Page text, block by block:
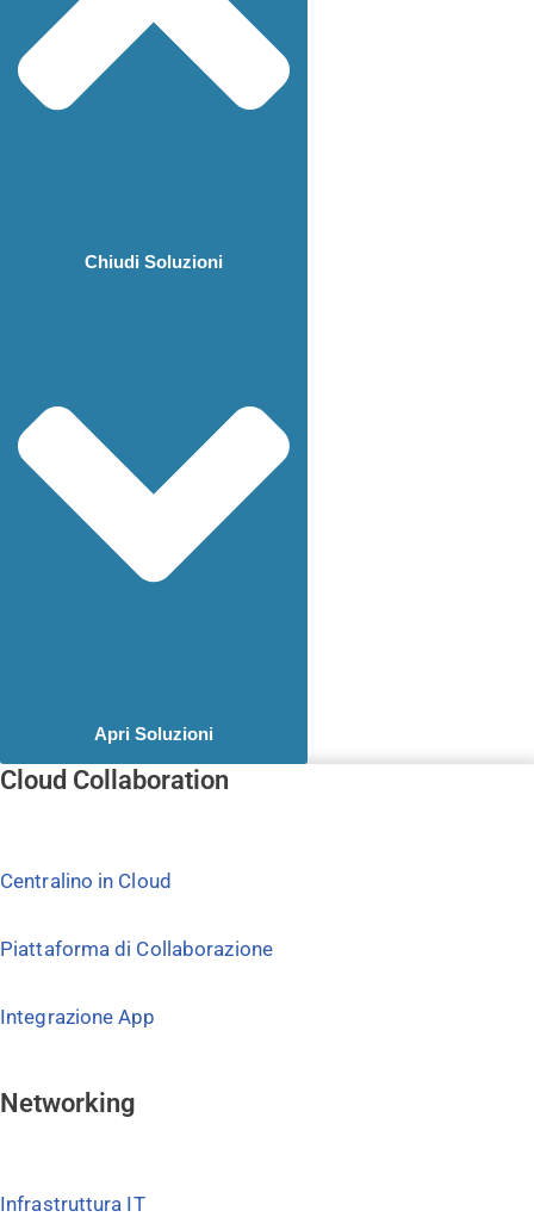
Chiudi Soluzioni
Apri Soluzioni
Cloud Collaboration
Centralino in Cloud
Piattaforma di Collaborazione
Integrazione App
Networking
Infrastruttura IT